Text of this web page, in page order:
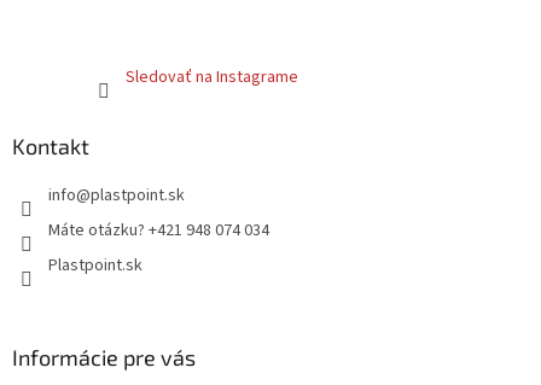
Sledovať na Instagrame
Kontakt
info@plastpoint.sk
Máte otázku? +421 948 074 034
Plastpoint.sk
Informácie pre vás